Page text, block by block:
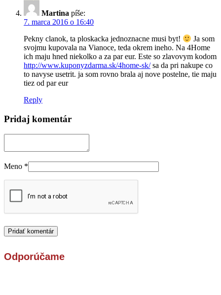
Martina píše:
7. marca 2016 o 16:40
Pekny clanok, ta ploskacka jednoznacne musi byt!
Ja som
svojmu kupovala na Vianoce, teda okrem ineho. Na 4Home
ich maju hned niekolko a za par eur. Este so zlavovym kodom
http://www.kuponyzdarma.sk/4home-sk/sa da pri nakupe co
to navyse usetrit. ja som rovno brala aj nove postelne, tie maju
tiez od par eur
Reply
Pridaj komentár
Meno *
Odporúčame